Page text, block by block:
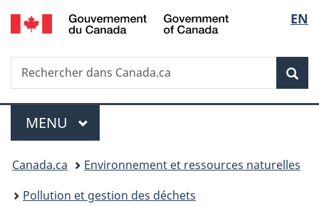
Passer
au
principal
Passer
à
Au
du
Passer
à
version
simplifiée
de
la
EN
Recherche
Rechercher
dans
Menu
MENU PRINCIPAL
Vous
êtes
Canada.ca
Environnement et ressources naturelles
Pollution et gestion des déchets